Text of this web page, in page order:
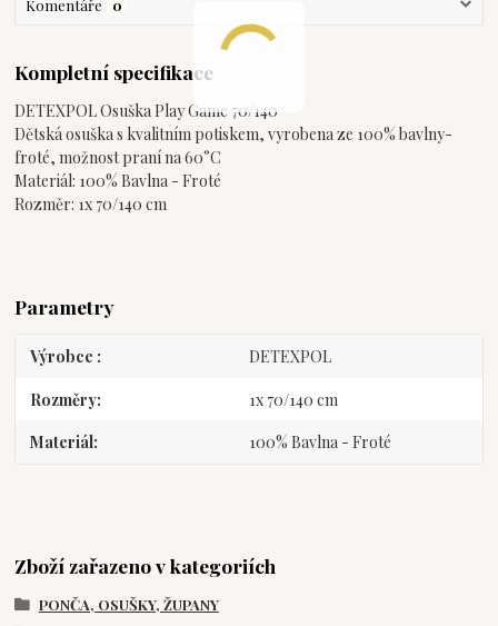
Komentáře 0
Kompletní specifikace
DETEXPOL Osuška Play Game 70/140
Dětská osuška s kvalitním potiskem, vyrobena ze 100% bavlny-
froté, možnost praní na 60°C
Materiál: 100% Bavlna - Froté
Rozměr: 1x 70/140 cm
Parametry
Výrobce DETEXPOL
Rozměry 1x 70/140 cm
Materiál 100% Bavlna - Froté
Zboží zařazeno v kategoriích
PONČA, OSUŠKY, ŽUPANY